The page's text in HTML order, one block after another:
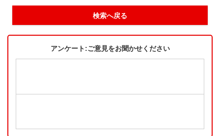
検索へ戻る
アンケート:ご意見をお聞かせください